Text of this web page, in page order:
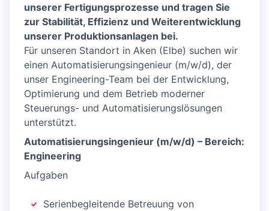
unserer Fertigungsprozesse und tragen Sie
zur Stabilität, Effizienz und Weiterentwicklung
unserer Produktionsanlagen bei.
Für unseren Standort in Aken (Elbe) suchen wir
einen Automatisierungsingenieur (m/w/d), der
unser Engineering-Team bei der Entwicklung,
Optimierung und dem Betrieb moderner
Steuerungs- und Automatisierungslösungen
unterstützt.
Automatisierungsingenieur (m/w/d) – Bereich:
Engineering
Aufgaben
Serienbegleitende Betreuung von